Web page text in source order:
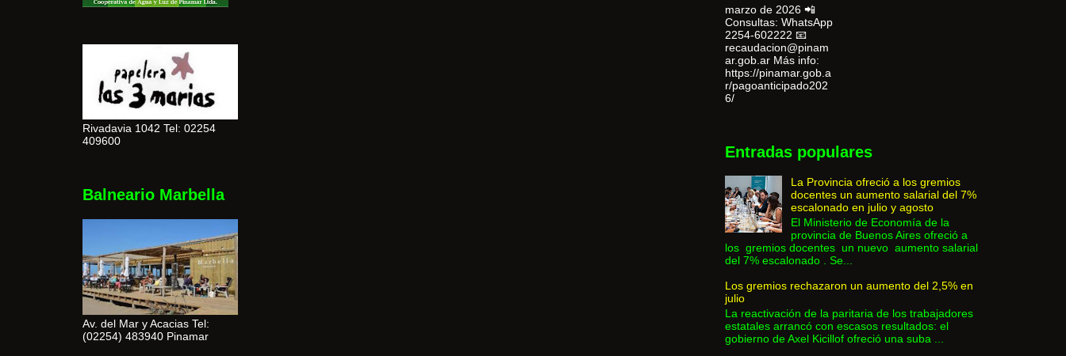
Rivadavia 1042 Tel: 02254
409600
Balneario Marbella
Av. del Mar y Acacias Tel:
(02254) 483940 Pinamar
marzo de 2026 📲
Consultas: WhatsApp
2254-602222 📧
recaudacion@pinam
ar.gob.ar Más info:
https://pinamar.gob.a
r/pagoanticipado202
6/
Entradas populares
La Provincia ofreció a los gremios
docentes un aumento salarial del 7%
escalonado en julio y agosto
El Ministerio de Economía de la
provincia de Buenos Aires ofreció a
los gremios docentes un nuevo aumento salarial
del 7% escalonado . Se...
Los gremios rechazaron un aumento del 2,5% en
julio
La reactivación de la paritaria de los trabajadores
estatales arrancó con escasos resultados: el
gobierno de Axel Kicillof ofreció una suba ...